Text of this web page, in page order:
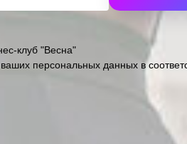
клуб "Весна"
ваших персональных данных в